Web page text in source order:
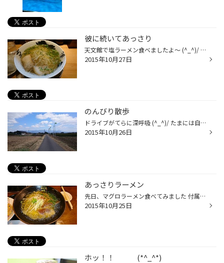
彼に続いてあっさり
天文館で塩ラーメン食べましたよ～ (^_^)/ これだけ美味しいと通いたくなるなる♪
2015年10月27日
のんびり散歩
ドライブがてらに深呼吸 (^_^)/ たまには自然の力をもらって元気１００バイ
2015年10月26日
あっさりラーメン
先日、マグロラーメン食べてみました 付属のわさび入れてたらスープの味も変わるんですよ (^_^)/ これはくせになります♪
2015年10月25日
ホッ！！ (*^_^*)